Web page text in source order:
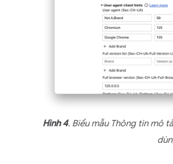
Hình 4. Biểu mẫu Thông tin mô